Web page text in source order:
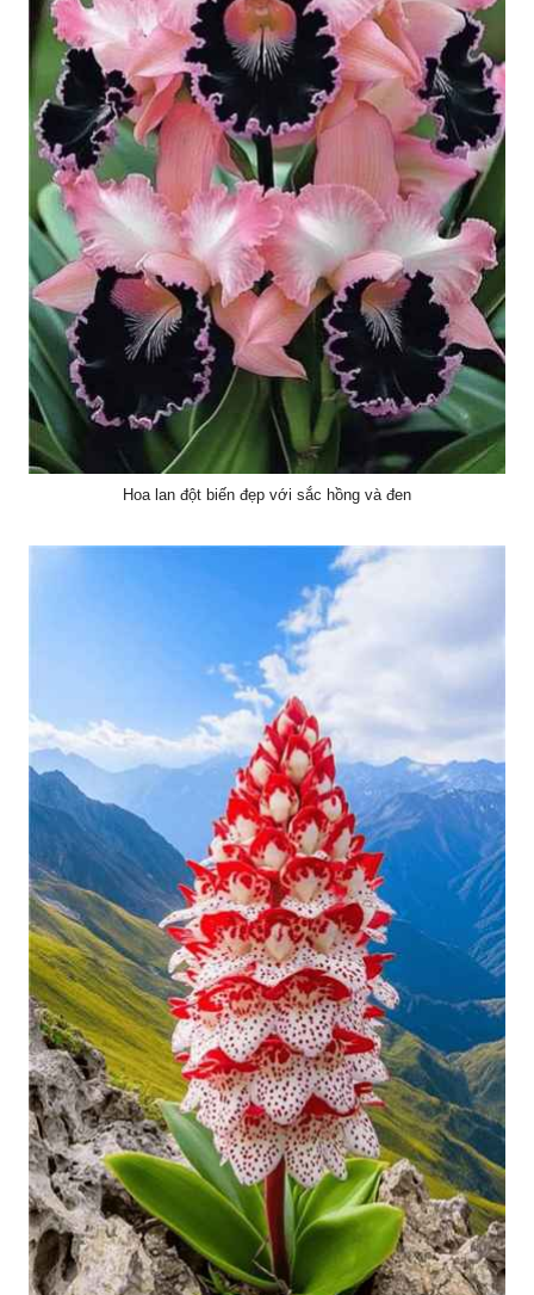
Hoa lan đột biến đẹp với sắc hồng và đen